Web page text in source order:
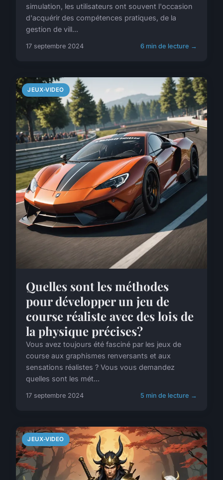
simulation, les utilisateurs ont souvent l'occasion
d'acquérir des compétences pratiques, de la
gestion de vill...
17 septembre 2024 6 min de lecture →
JEUX-VIDEO
Quelles sont les méthodes
pour développer un jeu de
course réaliste avec des lois de
la physique précises?
Vous avez toujours été fasciné par les jeux de
course aux graphismes renversants et aux
sensations réalistes ? Vous vous demandez
quelles sont les mét...
17 septembre 2024 5 min de lecture →
JEUX-VIDEO